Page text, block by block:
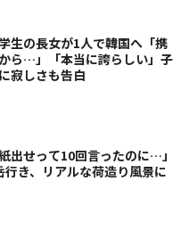
生の長女が1人で韓国へ「携
ら…」「本当に誇らしい」子
寂しさも告白
出せって10回言ったのに…」
行き、リアルな荷造り風景に